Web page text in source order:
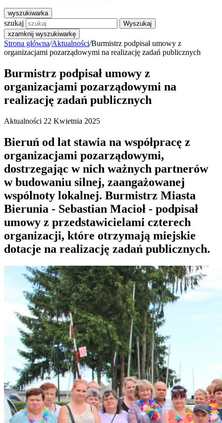
wyszukiwarka
szukaj
Wyszukaj
xzamknij wyszukiwarkę
Strona główna/Aktualności/Burmistrz podpisał umowy z
organizacjami pozarządowymi na realizację zadań publicznych
Burmistrz podpisał umowy z
organizacjami pozarządowymi na
realizację zadań publicznych
Aktualności 22 Kwietnia 2025
Bieruń od lat stawia na współpracę z
organizacjami pozarządowymi,
dostrzegając w nich ważnych partnerów
w budowaniu silnej, zaangażowanej
wspólnoty lokalnej. Burmistrz Miasta
Bierunia - Sebastian Macioł - podpisał
umowy z przedstawicielami czterech
organizacji, które otrzymają miejskie
dotacje na realizację zadań publicznych.